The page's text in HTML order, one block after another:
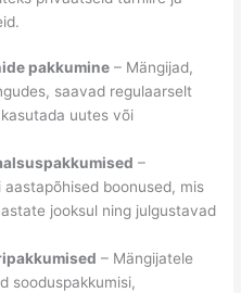
pakkumine – Mängijad,
saavad regulaarselt
uutes või
–
boonused, mis
jooksul ning julgustavad
– Mängijatele
sooduspakkumisi,